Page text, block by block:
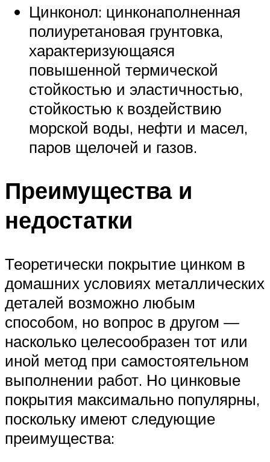
Цинконол: цинконаполненная
полиуретановая грунтовка,
характеризующаяся
повышенной термической
стойкостью и эластичностью,
стойкостью к воздействию
морской воды, нефти и масел,
паров щелочей и газов.
Преимущества и
недостатки
Теоретически покрытие цинком в
домашних условиях металлических
деталей возможно любым
способом, но вопрос в другом —
насколько целесообразен тот или
иной метод при самостоятельном
выполнении работ. Но цинковые
покрытия максимально популярны,
поскольку имеют следующие
преимущества: